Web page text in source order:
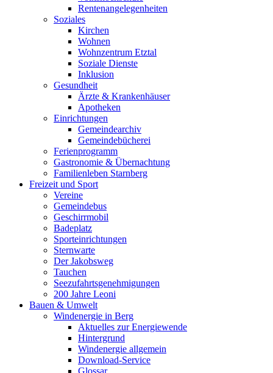
Rentenangelegenheiten
Soziales
Kirchen
Wohnen
Wohnzentrum Etztal
Soziale Dienste
Inklusion
Gesundheit
Ärzte & Krankenhäuser
Apotheken
Einrichtungen
Gemeindearchiv
Gemeindebücherei
Ferienprogramm
Gastronomie & Übernachtung
Familienleben Starnberg
Freizeit und Sport
Vereine
Gemeindebus
Geschirrmobil
Badeplatz
Sporteinrichtungen
Sternwarte
Der Jakobsweg
Tauchen
Seezufahrtsgenehmigungen
200 Jahre Leoni
Bauen & Umwelt
Windenergie in Berg
Aktuelles zur Energiewende
Hintergrund
Windenergie allgemein
Download-Service
Glossar